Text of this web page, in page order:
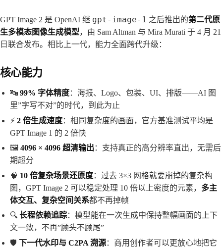
GPT Image 2 是 OpenAI 继 gpt-image-1 之后推出的第二代原
生多模态图像生成模型，由 Sam Altman 与 Mira Murati 于 4 月 21
日联合发布。相比上一代，能力全面跨代升级：
核心能力
🔤 99% 字体精度：海报、Logo、包装、UI、排版——AI 图
里”字写不对”的时代，到此为止
⚡ 2 倍生成速度：相同复杂度的画面，官方基准测试平均是
GPT Image 1 的 2 倍快
🖼️ 4096 × 4096 超清输出 ：支持真正的高分辨率直出，无需后
期超分
🧠 10 倍复杂场景还原度：过去 3×3 网格就要崩掉的复杂构
图，GPT Image 2 可以稳定处理 10 倍以上密度的元素， 多主
体交互、复杂空间关系都不再掉帧
🔍 长程依赖追踪：模型能在一次生成中保持整幅画面的上下
文一致，不再”顾头不顾尾”
🛡️ 下一代水印与 C2PA 溯源：商用创作者可以更放心地把它